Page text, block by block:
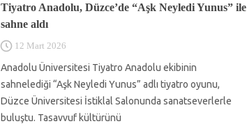
Tiyatro Anadolu, Düzce’de “Aşk Neyledi Yunus” ile
sahne aldı
12 Mart 2026
Anadolu Üniversitesi Tiyatro Anadolu ekibinin
sahnelediği “Aşk Neyledi Yunus” adlı tiyatro oyunu,
Düzce Üniversitesi İstiklal Salonunda sanatseverlerle
buluştu. Tasavvuf kültürünü